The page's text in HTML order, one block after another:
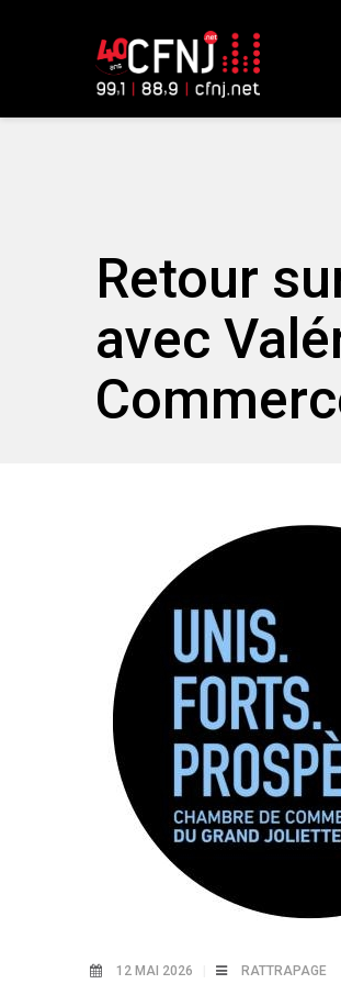
Retour
avec
12 MAI 2026 RATTRAPAGE